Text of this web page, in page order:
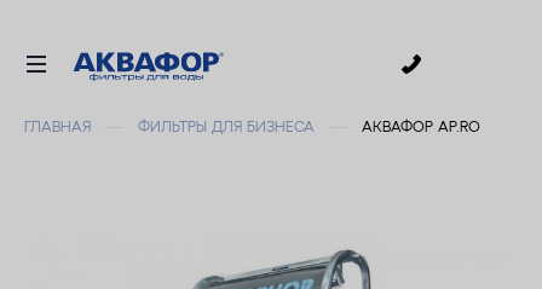
ГЛАВНАЯ ФИЛЬТРЫ ДЛЯ БИЗНЕСА АКВАФОР AP.RO